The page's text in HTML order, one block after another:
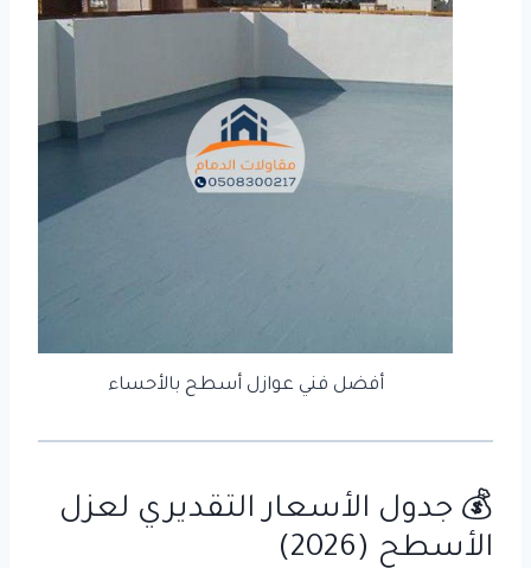
أفضل فني عوازل أسطح بالأحساء
💰 جدول الأسعار التقديري لعزل
الأسطح (2026)